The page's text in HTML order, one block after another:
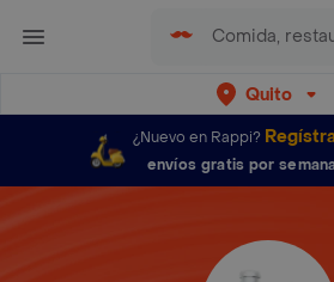
Quito
¿Nuevo en Rappi?
envíos gratis por